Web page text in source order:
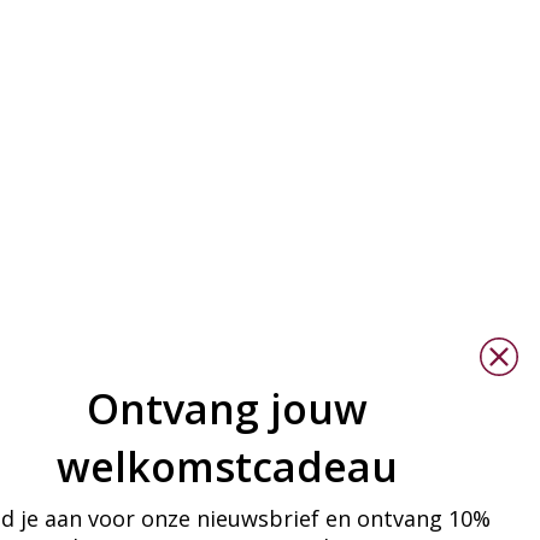
Ontvang jouw
welkomstcadeau
je aan voor onze nieuwsbrief en ontvang 10%